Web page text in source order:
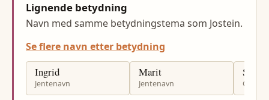
Lignende betydning
Navn med samme betydningstema som Jostein.
Se flere navn etter betydning
Ingrid
Jentenavn
Marit
Jentenavn
Svein